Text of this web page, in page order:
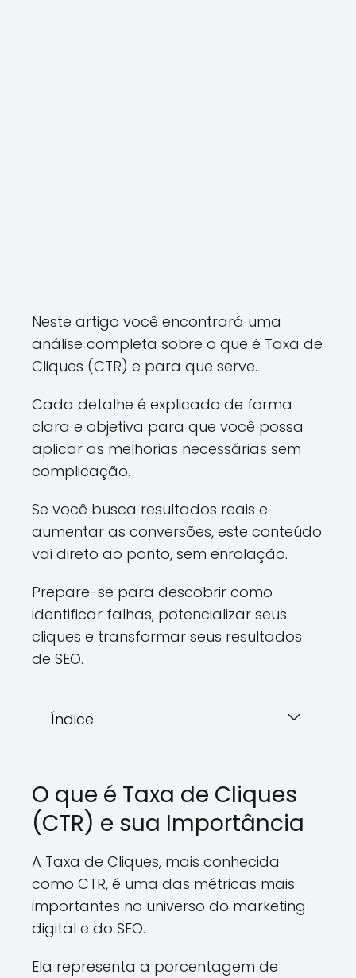
Neste artigo você encontrará uma
análise completa sobre o que é Taxa de
Cliques (CTR) e para que serve.
Cada detalhe é explicado de forma
clara e objetiva para que você possa
aplicar as melhorias necessárias sem
complicação.
Se você busca resultados reais e
aumentar as conversões, este conteúdo
vai direto ao ponto, sem enrolação.
Prepare-se para descobrir como
identificar falhas, potencializar seus
cliques e transformar seus resultados
de SEO.
Índice
O que é Taxa de Cliques
(CTR) e sua Importância
A Taxa de Cliques, mais conhecida
como CTR, é uma das métricas mais
importantes no universo do marketing
digital e do SEO.
Ela representa a porcentagem de